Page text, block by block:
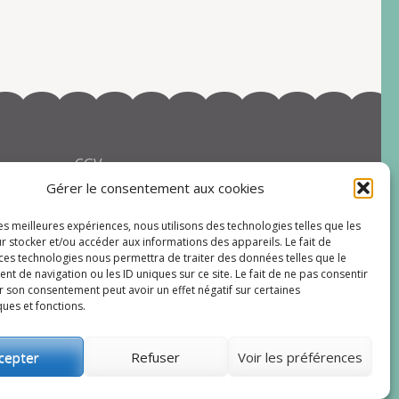
Gérer le consentement aux cookies
meilleures expériences, nous utilisons des technologies telles que les
stocker et/ou accéder aux informations des appareils. Le fait de
technologies nous permettra de traiter des données telles que le
de navigation ou les ID uniques sur ce site. Le fait de ne pas consentir
son consentement peut avoir un effet négatif sur certaines
et fonctions.
Refuser Voir les préférences
CGV
Mentions légales